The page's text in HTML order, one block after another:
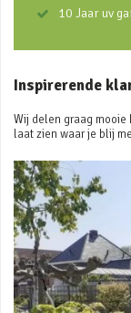
10 Jaar uv
Inspirerende
Wij delen graag mooie
laat zien waar je blij